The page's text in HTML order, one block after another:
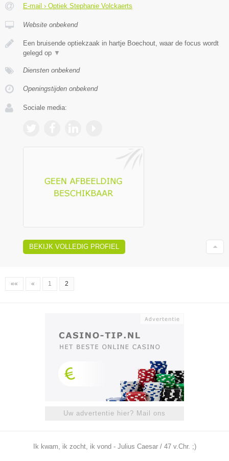
E-mail › Optiek Stephanie Volckaerts
Website onbekend
Een bruisende optiekzaak in hartje Boechout, waar de focus wordt
gelegd op ▼
Diensten onbekend
Openingstijden onbekend
Sociale media:
BEKIJK VOLLEDIG PROFIEL
«« « 1 2
Uw advertentie hier? Mail ons
Ik kwam, ik zocht, ik vond - Julius Caesar / 47 v.Chr. ;)